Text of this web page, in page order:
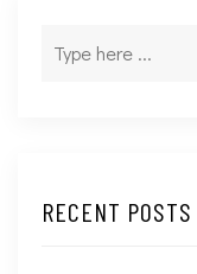
RECENT POSTS